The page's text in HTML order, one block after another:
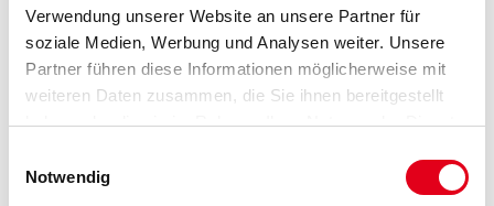
Verwendung unserer Website an unsere Partner für
soziale Medien, Werbung und Analysen weiter. Unsere
Partner führen diese Informationen möglicherweise mit
weiteren Daten zusammen, die Sie ihnen bereitgestellt
haben oder die sie im Rahmen Ihrer Nutzung der Dienste
Notwendig
Gebinde